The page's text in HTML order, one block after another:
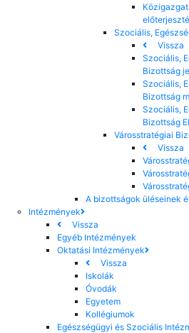
Szociális,
Vissza
Szociális,
Bizottság
Szociális,
Bizottság
Szociális,
Bizottság
Városstratégiai
Vissza
A bizottságok üléseinek
Intézmények
Vissza
Egyéb Intézmények
Oktatási Intézmények
Vissza
Iskolák
Óvodák
Egyetem
Kollégiumok
Egészségügyi és Szociális